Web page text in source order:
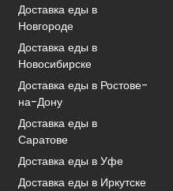
Доставка еды в
Новгороде
Доставка еды в
Новосибирске
Доставка еды в Ростове-
на-Дону
Доставка еды в
Саратове
Доставка еды в Уфе
Доставка еды в Иркутске